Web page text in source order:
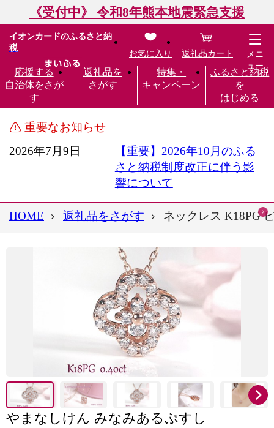
《受付中》 令和8年熊本地震緊急支援
イオンカードのふるさと納
税
応援する
自治体をさが
す
返礼品を
さがす
特集・
キャンペーン
ふるさと納税
を
はじめる
お気に入り 返礼品カート
メニ
ュー
重要なお知らせ
2026年7月9日
【重要】2026年10月のふる
さと納税制度改正に伴う影
響について
HOME 返礼品をさがす ネックレス K18PG
やまなしけん みなみあるぷすし